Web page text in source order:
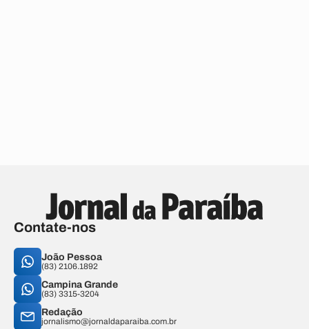
Contate-nos
João Pessoa
(83) 2106.1892
Campina Grande
(83) 3315-3204
Redação
jornalismo@jornaldaparaiba.com.br